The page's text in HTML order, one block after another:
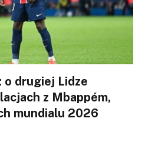
o drugiej Lidze
z Mbappém,
mundialu 2026